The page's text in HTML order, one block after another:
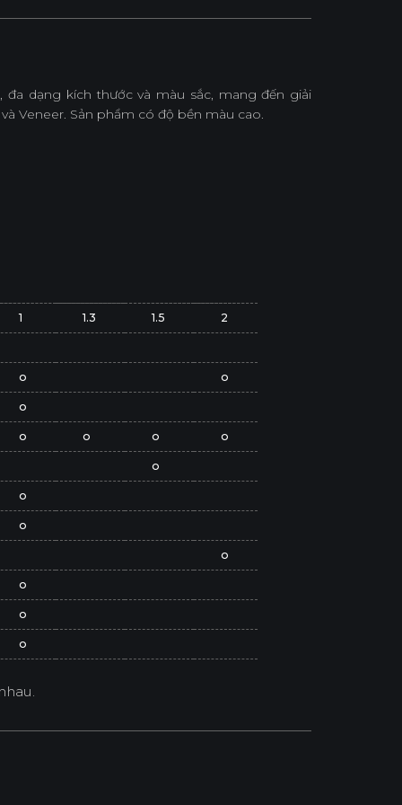
dạng kích thước và màu sắc, mang đến giải
Veneer. Sản phẩm có độ bền màu cao.
1 1.3 1.5 2
o o
o
o o o o
o
o
o
o
o
o
o